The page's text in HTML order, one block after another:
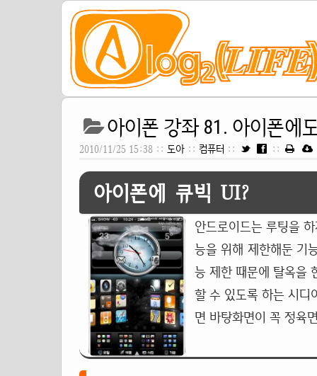
아이폰 강좌 81. 아이폰에
2010/11/25 15:38 :: 도아 :: 컴퓨터 :: ::
아이폰에 큐빅 UI?
안드로이드는 루팅을
능을 위해 제한해둔 기
능 제한 때문에 탈옥을
할 수 있도록 하는 시디
면 바탕화면이 꼭 정육